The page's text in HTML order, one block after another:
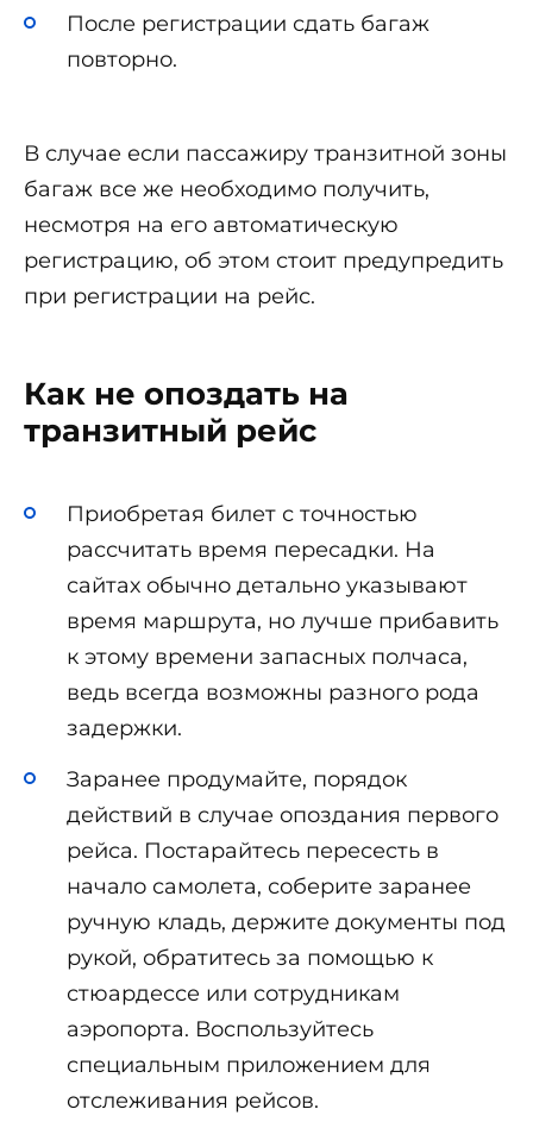
После регистрации сдать багаж
повторно.
В случае если пассажиру транзитной зоны
багаж все же необходимо получить,
несмотря на его автоматическую
регистрацию, об этом стоит предупредить
при регистрации на рейс.
Как не опоздать на
транзитный рейс
Приобретая билет с точностью
рассчитать время пересадки. На
сайтах обычно детально указывают
время маршрута, но лучше прибавить
к этому времени запасных полчаса,
ведь всегда возможны разного рода
задержки.
Заранее продумайте, порядок
действий в случае опоздания первого
рейса. Постарайтесь пересесть в
начало самолета, соберите заранее
ручную кладь, держите документы под
рукой, обратитесь за помощью к
стюардессе или сотрудникам
аэропорта. Воспользуйтесь
специальным приложением для
отслеживания рейсов.